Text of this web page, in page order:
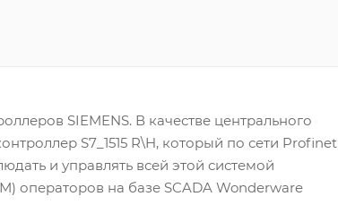
SIEMENS. В качестве центрального
S7_1515 R\H, который по сети Profinet
и управлять всей этой системой
операторов на базе SCADA Wonderware